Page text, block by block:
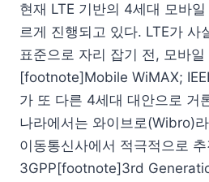
현재 LTE 기반의 4세대 모바
르게 진행되고 있다. LTE가 사
표준으로 자리 잡기 전, 모바일
[footnote]Mobile WiMAX;
가 또 다른 4세대 대안으로 거
나라에서는 와이브로(Wibro)
이동통신사에서 적극적으로
3GPP[footnote]3rd